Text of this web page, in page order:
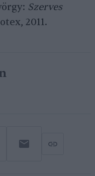
Szerves
2011.